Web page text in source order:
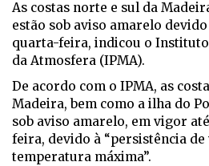
As costas norte e sul da
estão sob aviso amarelo
quarta-feira, indicou o
da Atmosfera (IPMA).
De acordo com o IPMA, as
Madeira, bem como a ilha do
sob aviso amarelo, em vigor
feira, devido à “persistência
temperatura máxima”.